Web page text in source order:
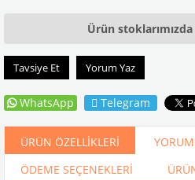
Ürün
Tavsiye Et Yorum Yaz
WhatsApp Telegram
ÜRÜN ÖZELLIKLERI
ÖDEME SEÇENEKLERI